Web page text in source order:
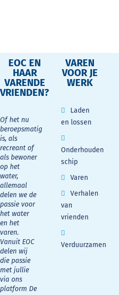
EOC EN
HAAR
VARENDE
VRIENDEN?
Of het nu
beroepsmatig
is, als
recreant of
als bewoner
op het
water,
allemaal
delen we de
passie voor
het water
en het
varen.
Vanuit EOC
delen wij
die passie
met jullie
via ons
platform De
VAREN
VOOR JE
WERK
Laden
en lossen
Onderhouden
schip
Varen
Verhalen
van
vrienden
Verduurzamen